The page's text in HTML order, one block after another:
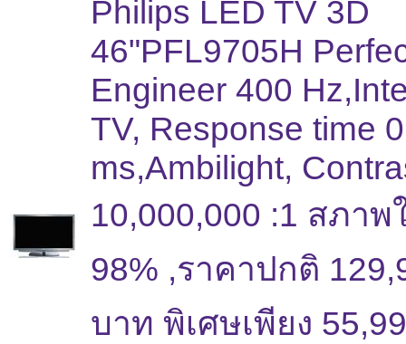
Philips LED TV 3D
46"PFL9705H
Engineer 400
TV, Response time
ms,Ambilight,
10,000,000 :1 สภาพ
98% ,ราคาปกติ
บาท พิเศษเพียง